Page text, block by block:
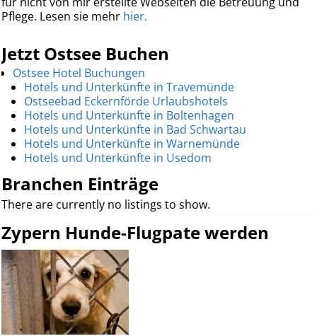
Pflege. Lesen sie mehr hier.
Jetzt Ostsee Buchen
Ostsee Hotel Buchungen
Hotels und Unterkünfte in Travemünde
Ostseebad Eckernförde Urlaubshotels
Hotels und Unterkünfte in Boltenhagen
Hotels und Unterkünfte in Bad Schwartau
Hotels und Unterkünfte in Warnemünde
Hotels und Unterkünfte in Usedom
Branchen Einträge
There are currently no listings to show.
Zypern Hunde-Flugpate werden